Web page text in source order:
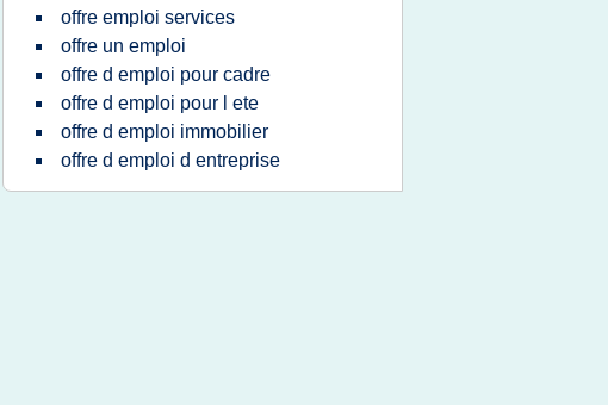
offre emploi services
offre un emploi
offre d emploi pour cadre
offre d emploi pour l ete
offre d emploi immobilier
offre d emploi d entreprise